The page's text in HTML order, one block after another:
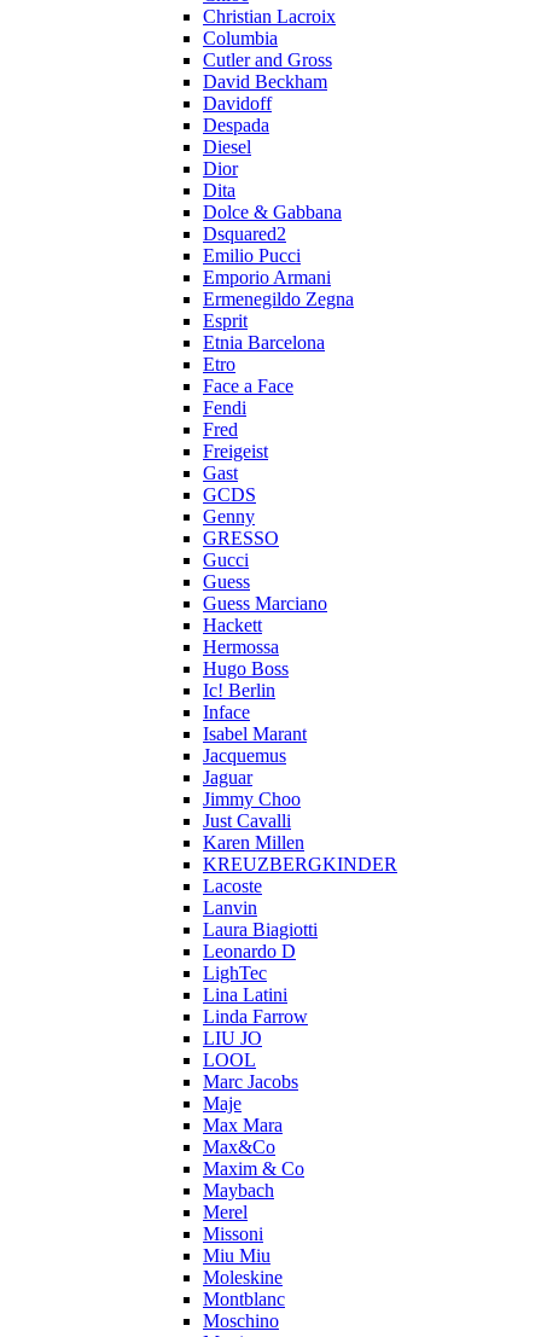
Christian Lacroix
Columbia
Cutler and Gross
David Beckham
Davidoff
Despada
Diesel
Dior
Dita
Dolce & Gabbana
Dsquared2
Emilio Pucci
Emporio Armani
Ermenegildo Zegna
Esprit
Etnia Barcelona
Etro
Face a Face
Fendi
Fred
Freigeist
Gast
GCDS
Genny
GRESSO
Gucci
Guess
Guess Marciano
Hackett
Hermossa
Hugo Boss
Ic! Berlin
Inface
Isabel Marant
Jacquemus
Jaguar
Jimmy Choo
Just Cavalli
Karen Millen
KREUZBERGKINDER
Lacoste
Lanvin
Laura Biagiotti
Leonardo D
LighTec
Lina Latini
Linda Farrow
LIU JO
LOOL
Marc Jacobs
Maje
Max Mara
Max&Co
Maxim & Co
Maybach
Merel
Missoni
Miu Miu
Moleskine
Montblanc
Moschino